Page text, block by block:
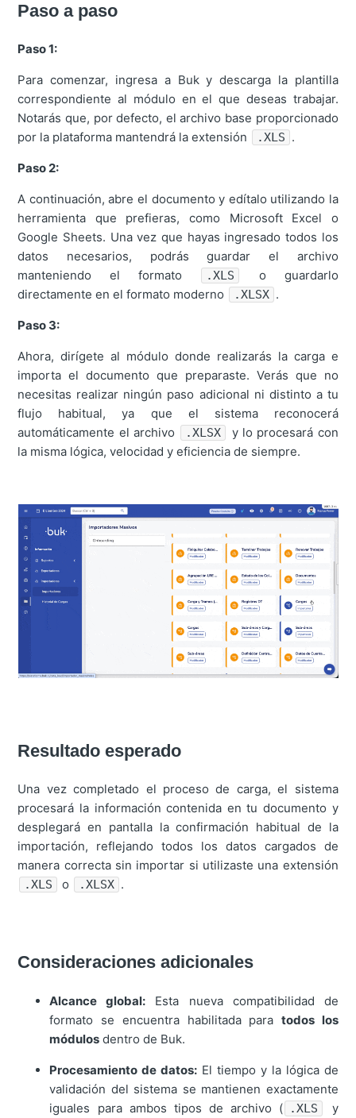
Paso a paso
Paso 1:
Para comenzar, ingresa a Buk y descarga la plantilla
correspondiente al módulo en el que deseas trabajar.
Notarás que, por defecto, el archivo base proporcionado
por la plataforma mantendrá la extensión
.XLS .
Paso 2:
A continuación, abre el documento y edítalo utilizando la
herramienta que prefieras, como Microsoft Excel o
Google Sheets. Una vez que hayas ingresado todos los
datos necesarios, podrás guardar el archivo
manteniendo el formato
.XLS
o guardarlo
directamente en el formato moderno
.XLSX .
Paso 3:
Ahora, dirígete al módulo donde realizarás la carga e
importa el documento que preparaste. Verás que no
necesitas realizar ningún paso adicional ni distinto a tu
flujo habitual, ya que el sistema reconocerá
automáticamente el archivo
.XLSX
y lo procesará con
la misma lógica, velocidad y eficiencia de siempre.
Resultado esperado
Una vez completado el proceso de carga, el sistema
procesará la información contenida en tu documento y
desplegará en pantalla la confirmación habitual de la
importación, reflejando todos los datos cargados de
manera correcta sin importar si utilizaste una extensión
.XLS o .XLSX .
Consideraciones adicionales
Alcance global: Esta nueva compatibilidad de
formato se encuentra habilitada para todos los
módulos dentro de Buk.
Procesamiento de datos: El tiempo y la lógica de
validación del sistema se mantienen exactamente
iguales para ambos tipos de archivo (
.XLS y